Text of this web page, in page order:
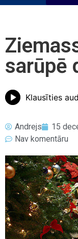
sarūpē
Klausīties
Andrejs 15
Nav komentāru